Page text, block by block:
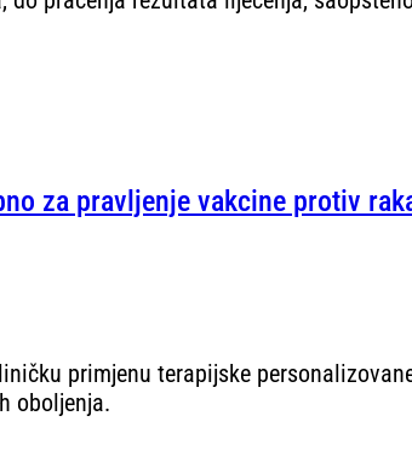
za pravljenje vakcine protiv
primjenu terapijske
oboljenja.